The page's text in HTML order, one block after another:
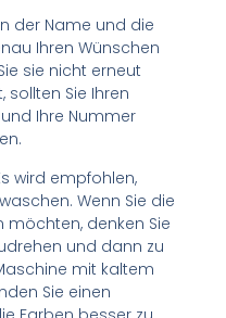
der Name und die
Ihren Wünschen
sie nicht erneut
sollten Sie Ihren
Ihre Nummer
wird empfohlen,
Wenn Sie die
denken Sie
und dann zu
mit kaltem
Sie einen